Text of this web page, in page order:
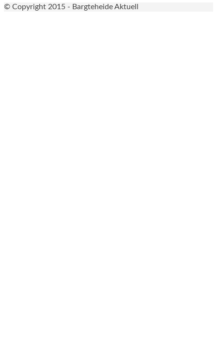
© Copyright 2015 - Bargteheide Aktuell